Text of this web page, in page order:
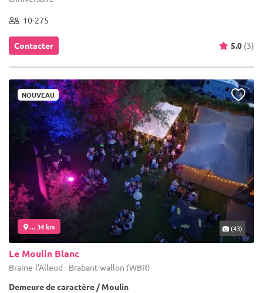
10-275
Contacter 5.0 (3)
NOUVEAU
... 34 km (43)
Le Moulin Blanc
Braine-l'Alleud - Brabant wallon (WBR)
Demeure de caractère / Moulin